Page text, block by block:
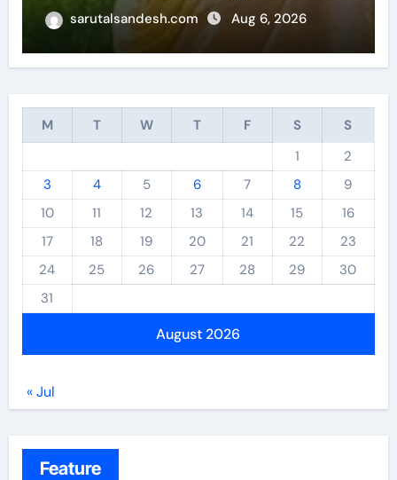
sarutalsandesh.com Aug 6, 2026
August 2026
M T W T F S
S
1
2
3
4 5 6 7 8
9
10
11 12 13 14 15
16
17
18 19 20 21 22
23
24
25 26 27 28 29
30
31
« Jul
Feature